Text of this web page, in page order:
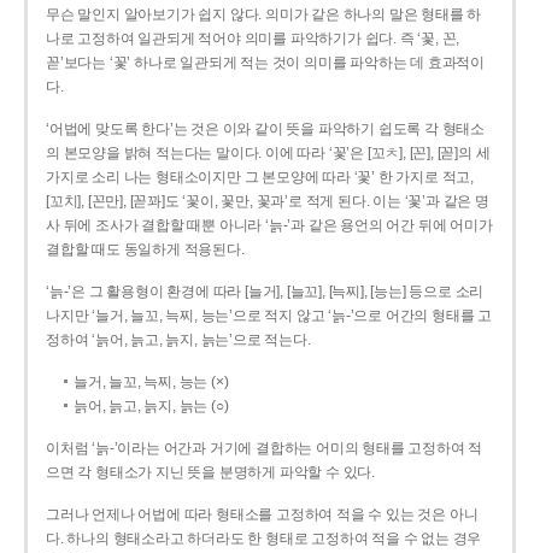
무슨 말인지 알아보기가 쉽지 않다. 의미가 같은 하나의 말은 형태를 하
나로 고정하여 일관되게 적어야 의미를 파악하기가 쉽다. 즉 ‘꽃, 꼰,
꼳’보다는 ‘꽃’ 하나로 일관되게 적는 것이 의미를 파악하는 데 효과적이
다.
‘어법에 맞도록 한다’는 것은 이와 같이 뜻을 파악하기 쉽도록 각 형태소
의 본모양을 밝혀 적는다는 말이다. 이에 따라 ‘꽃’은 [꼬ㅊ], [꼰], [꼳]의 세
가지로 소리 나는 형태소이지만 그 본모양에 따라 ‘꽃’ 한 가지로 적고,
[꼬치], [꼰만], [꼳꽈]도 ‘꽃이, 꽃만, 꽃과’로 적게 된다. 이는 ‘꽃’과 같은 명
사 뒤에 조사가 결합할 때뿐 아니라 ‘늙-’과 같은 용언의 어간 뒤에 어미가
결합할 때도 동일하게 적용된다.
‘늙-’은 그 활용형이 환경에 따라 [늘거], [늘꼬], [늑찌], [능는] 등으로 소리
나지만 ‘늘거, 늘꼬, 늑찌, 능는’으로 적지 않고 ‘늙-’으로 어간의 형태를 고
정하여 ‘늙어, 늙고, 늙지, 늙는’으로 적는다.
늘거, 늘꼬, 늑찌, 능는 (×)
늙어, 늙고, 늙지, 늙는 (○)
이처럼 ‘늙-­’이라는 어간과 거기에 결합하는 어미의 형태를 고정하여 적
으면 각 형태소가 지닌 뜻을 분명하게 파악할 수 있다.
그러나 언제나 어법에 따라 형태소를 고정하여 적을 수 있는 것은 아니
다. 하나의 형태소라고 하더라도 한 형태로 고정하여 적을 수 없는 경우